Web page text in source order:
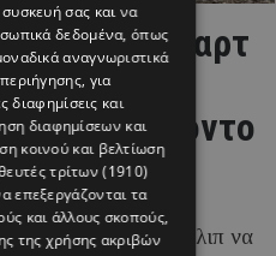
Οι «καρτ
και το
με φόντο
καλοκαιρινές του
με τη Ραμόνα Φίλιπ να
σας και να
δεδομένα, όπως
αναγνωριστικά
για
διαφημίσεις και
διαφημίσεων και
κοινού και βελτίωση
τρίτων (1910)
επεξεργάζονται τα
και άλλους σκοπούς,
της χρήσης ακριβών